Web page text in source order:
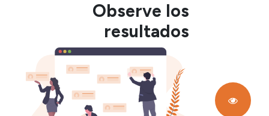
Observe los
resultados